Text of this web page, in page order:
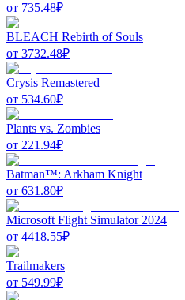
от 735.48₽
BLEACH Rebirth of Souls
от 3732.48₽
Crysis Remastered
от 534.60₽
Plants vs. Zombies
от 221.94₽
Batman™: Arkham Knight
от 631.80₽
Microsoft Flight Simulator 2024
от 4418.55₽
Trailmakers
от 549.99₽